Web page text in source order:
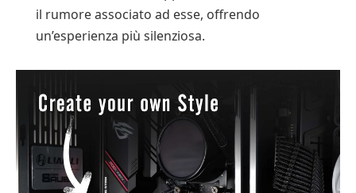
il rumore associato ad esse, offrendo
un’esperienza più silenziosa.